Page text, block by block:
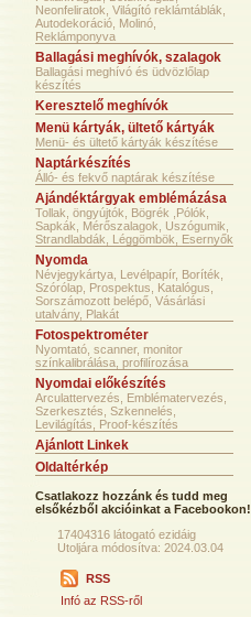
Neonfeliratok, Világító reklámtáblák,
Autodekoráció, Molinó,
Reklámponyva
Ballagási meghívók, szalagok
Ballagási meghívó és üdvözlőlap
készítés
Keresztelő meghívók
Menü kártyák, ültető kártyák
Menü- és ültető kártyák készítése
Naptárkészítés
Álló- és fekvő naptárak készítése
Ajándéktárgyak emblémázása
Tollak, öngyújtók, Bögrék ,Pólók,
Sapkák, Mérőszalagok, Uszógumik,
Strandlabdák, Léggömbök, Esernyők
Nyomda
Névjegykártya, Levélpapír, Boríték,
Szórólap, Prospektus, Katalógus,
Sorszámozott belépő, Vásárlási
utalvány, Plakát
Fotospektrométer
Nyomtató, scanner, monitor
színkalibrálása, profilírozása
Nyomdai előkészítés
Arculattervezés, Emblématervezés,
Szerkesztés, Szkennelés,
Levilágítás, Proof-készítés
Ajánlott Linkek
Oldaltérkép
Csatlakozz hozzánk és tudd meg
elsőkézből akcióinkat a Facebookon!
17404316 látogató ezidáig
Utoljára módosítva: 2024.03.04
RSS
Infó az RSS-ről